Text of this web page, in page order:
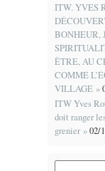
ITW. YVES
BONHEUR,
ÊTRE, AU
COMME
VILLAGE »
ITW Yves
doit ranger
grenier »02/